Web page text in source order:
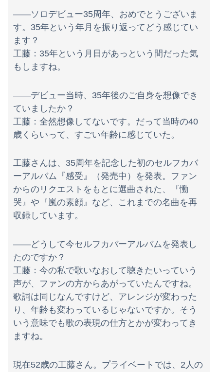
アジアにおける日本の主人公感エグすぎないか？？
長崎の語り部のお爺ちゃん(84)、学生に『日本も核武装が必要』と言われびっくり
――ソロデビュー35周年、おめでとうございま
す。35年という年月を振り返ってどう感じてい
ます？
工藤：35年という月日があっという間だった気
もしますね。
――デビュー当時、35年後のご自身を想像でき
ていましたか？
工藤：全然想像してないです。だって当時の40
歳くらいって、すごい年齢に感じていた。
工藤さんは、35周年を記念した初のセルフカバ
ーアルバム『感受』（発売中）を発表。ファン
からのリクエストをもとに選曲された、『慟
哭』や『嵐の素顔』など、これまでの名曲を再
収録しています。
――どうして今セルフカバーアルバムを発表し
たのですか？
工藤：今の私で歌いなおして聴きたいっていう
声が、ファンの方からあがっていたんですね。
歌詞は同じなんですけど、アレンジが変わった
り、年齢も変わっているじゃないですか。そう
いう意味でも歌の表現の仕方とかが変わってき
ますね。
現在52歳の工藤さん。プライベートでは、2人の